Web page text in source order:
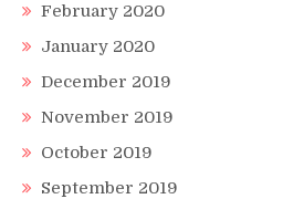
February 2020
January 2020
December 2019
November 2019
October 2019
September 2019